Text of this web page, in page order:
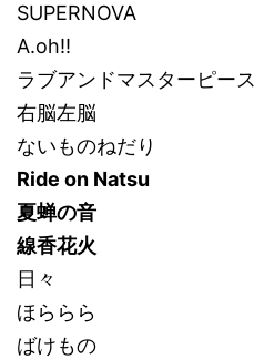
SUPERNOVA
A.oh!!
ラブアンドマスターピース
右脳左脳
ないものねだり
Ride on Natsu
夏蝉の音
線香花火
日々
ほららら
ばけもの